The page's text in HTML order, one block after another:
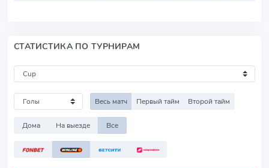
СТАТИСТИКА ПО ТУРНИРАМ
Весь матч Первый тайм Второй тайм
Дома На выезде Все